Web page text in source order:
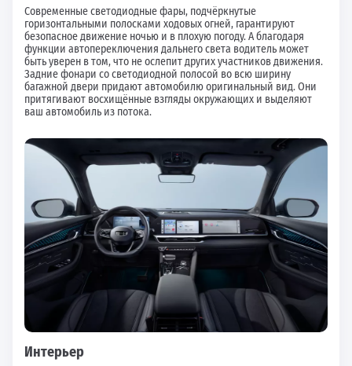
Современные светодиодные фары, подчёркнутые
горизонтальными полосками ходовых огней, гарантируют
безопасное движение ночью и в плохую погоду. А благодаря
функции автопереключения дальнего света водитель может
быть уверен в том, что не ослепит других участников движения.
Задние фонари со светодиодной полосой во всю ширину
багажной двери придают автомобилю оригинальный вид. Они
притягивают восхищённые взгляды окружающих и выделяют
ваш автомобиль из потока.
Интерьер